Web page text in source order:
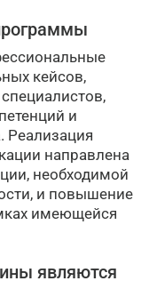
кейсов,
и
Реализация
направлена
необходимой
и повышение
имеющейся
являются